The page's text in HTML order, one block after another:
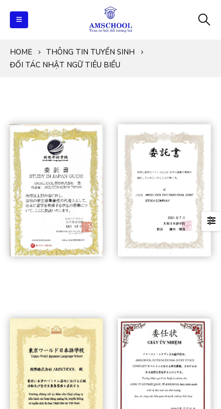
HOME
THÔNG TIN TUYỂN SINH
ĐỐI TÁC NHẬT NGỮ TIÊU BIỂU